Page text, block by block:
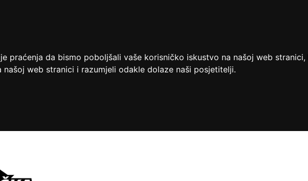
praćenja da bismo poboljšali vaše korisničko iskustvo na našoj web
web stranici i razumjeli odakle dolaze naši posjetitelji.